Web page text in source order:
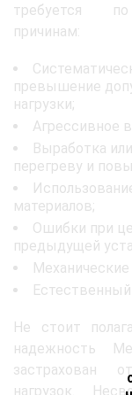
требуется
причинам:
превышение
нагрузки;
Агрессивное
Выработка
перегреву и
материалов;
Ошибки при
предыдущей
Естественный
Не стоит
надежность
застрахован
нагрузок.